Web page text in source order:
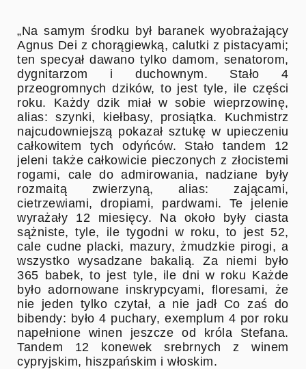
„Na samym środku był baranek wyobrażający
Agnus Dei z chorągiewką, calutki z pistacyami;
ten specyał dawano tylko damom, senatorom,
dygnitarzom i duchownym. Stało 4
przeogromnych dzików, to jest tyle, ile części
roku. Każdy dzik miał w sobie wieprzowinę,
alias: szynki, kiełbasy, prosiątka. Kuchmistrz
najcudowniejszą pokazał sztukę w upieczeniu
całkowitem tych odyńców. Stało tandem 12
jeleni także całkowicie pieczonych z złocistemi
rogami, cale do admirowania, nadziane były
rozmaitą zwierzyną, alias: zającami,
cietrzewiami, dropiami, pardwami. Te jelenie
wyrażały 12 miesięcy. Na około były ciasta
sążniste, tyle, ile tygodni w roku, to jest 52,
cale cudne placki, mazury, żmudzkie pirogi, a
wszystko wysadzane bakalią. Za niemi było
365 babek, to jest tyle, ile dni w roku Każde
było adornowane inskrypcyami, floresami, że
nie jeden tylko czytał, a nie jadł Co zaś do
bibendy: było 4 puchary, exemplum 4 por roku
napełnione winen jeszcze od króla Stefana.
Tandem 12 konewek srebrnych z winem
cypryjskim, hiszpańskim i włoskim.